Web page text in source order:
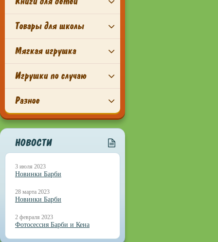
Товары для школы
Мягкая игрушка
Игрушки по случаю
Разное
НОВОСТИ
3 июля 2023
Новинки Барби
28 марта 2023
Новинки Барби
2 февраля 2023
Фотосессия Барби и Кена